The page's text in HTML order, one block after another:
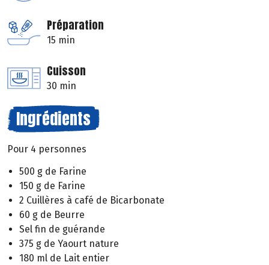
Préparation
15 min
Cuisson
30 min
Ingrédients
Pour 4 personnes
500 g de Farine
150 g de Farine
2 Cuillères à café de Bicarbonate
60 g de Beurre
Sel fin de guérande
375 g de Yaourt nature
180 ml de Lait entier